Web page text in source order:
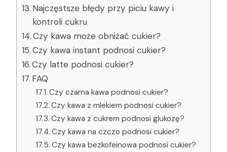
Najczęstsze błędy przy piciu kawy i
kontroli cukru
Czy kawa może obniżać cukier?
Czy kawa instant podnosi cukier?
Czy latte podnosi cukier?
FAQ
Czy czarna kawa podnosi cukier?
Czy kawa z mlekiem podnosi cukier?
Czy kawa z cukrem podnosi glukozę?
Czy kawa na czczo podnosi cukier?
Czy kawa bezkofeinowa podnosi cukier?